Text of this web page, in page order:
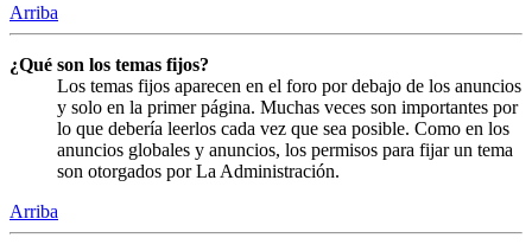
Arriba
¿Qué son los temas fijos?
Los temas fijos aparecen en el foro por debajo de los anuncios
y solo en la primer página. Muchas veces son importantes por
lo que debería leerlos cada vez que sea posible. Como en los
anuncios globales y anuncios, los permisos para fijar un tema
son otorgados por La Administración.
Arriba